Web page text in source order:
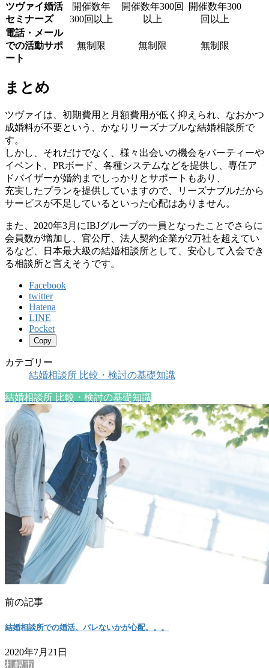
ツヴァイ婚活
セミナーズ
開催数年
300回以上
開催数年300回
以上
開催数年300
回以上
電話・メール
での活動サポ
ート
無制限 無制限 無制限
まとめ
ツヴァイは、初期費用と月額費用が低く抑えられ、なおかつ
成婚料が不要という、かなりリーズナブルな結婚相談所で
す。
しかし、それだけでなく、様々出会いの機会をパーティーや
イベント、PRボード、各種システムなどを提供し、専任ア
ドバイザーが婚約までしっかりとサポートもあり、
充実したプランを提供していますので、リーズナブルだから
サービスが不足しているといった心配はありません。
また、2020年3月にIBJグループの一員となったことでさらに
会員数が増加し、官公庁、法人契約企業が2万社を超えてい
るなど、日本最大級の結婚相談所として、安心して入会でき
る相談所と言えそうです。
Facebook
twitter
Hatena
LINE
Pocket
Copy
カテゴリー
結婚相談所 比較・検討の基礎知識
結婚相談所 比較・検討の基礎知識
前の記事
結婚相談所での婚活、バレないかが心配。。。
2020年7月21日
札幌市